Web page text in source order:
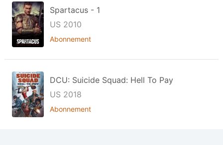
Spartacus - 1
US 2010
Abonnement
DCU: Suicide Squad: Hell To Pay
US 2018
Abonnement